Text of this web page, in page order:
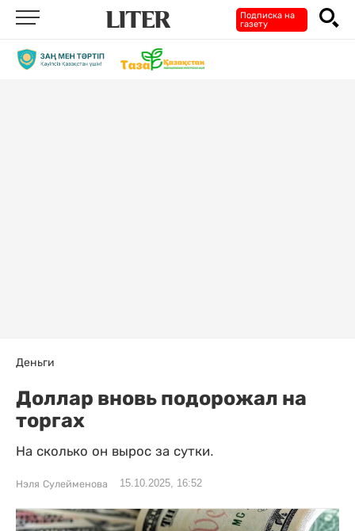
Подписка на
газету
Деньги
Доллар вновь подорожал на
торгах
На сколько он вырос за сутки.
Нэля Сулейменова 15.10.2025, 16:52